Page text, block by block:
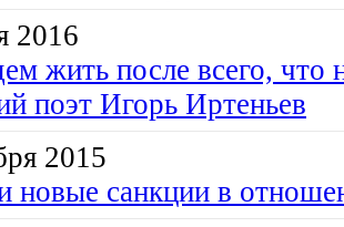
2016
жить после всего, что
поэт Игорь Иртеньев
2015
санкции в